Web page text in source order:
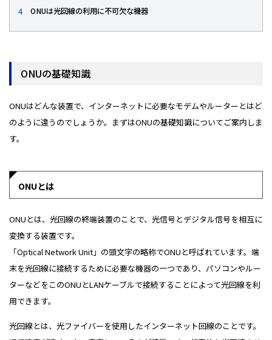
4 ONUは光回線の利用に不可欠な機器
ONUの基礎知識
ONUはどんな装置で、インターネットに必要なモデムやルーターとはど
のように違うのでしょうか。まずはONUの基礎知識についてご案内しま
す。
ONUとは
ONUとは、光回線の終端装置のことで、光信号とデジタル信号を相互に
変換する装置です。
「Optical Network Unit」の頭文字の略称でONUと呼ばれています。端
末を光回線に接続するために必要な機器の一つであり、パソコンやルー
ターなどをこのONUとLANケーブルで接続することによって光回線を利
用できます。
光回線とは、光ファイバーを使用したインターネット回線のことです。